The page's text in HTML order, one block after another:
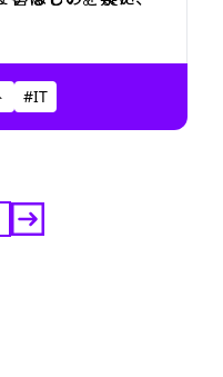
分断が進む時代に
話を生む“ファシリ
起こす“トリガ
#IT